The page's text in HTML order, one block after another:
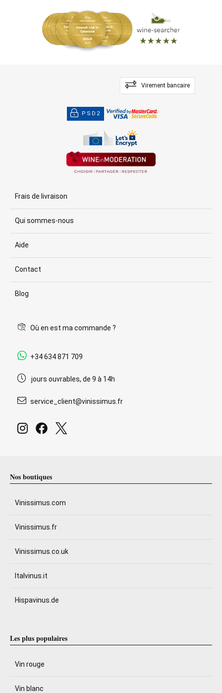
Virement bancaire
PSD2
Frais de livraison
Qui sommes-nous
Aide
Contact
Blog
Où en est ma commande ?
+34 634 871 709
jours ouvrables, de 9 à 14h
service_client@vinissimus.fr
Nos boutiques
Vinissimus.com
Vinissimus.fr
Vinissimus.co.uk
Italvinus.it
Hispavinus.de
Les plus populaires
Vin rouge
Vin blanc